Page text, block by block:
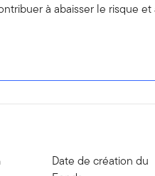
à abaisser le risque
Date de création du